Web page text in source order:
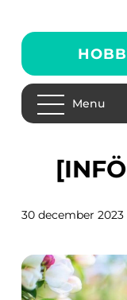
Menu
30 december 2023